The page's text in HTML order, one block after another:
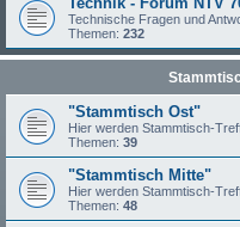
Technische Fragen und
Themen: 232
"Stammtisch Ost"
Hier werden Stammtisch-
Themen: 39
"Stammtisch Mitte"
Hier werden Stammtisch-
Themen: 48